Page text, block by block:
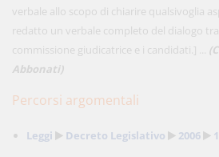
verbale allo scopo di chiarire qualsivoglia
redatto un verbale completo del dialogo
commissione giudicatrice e i candidati.] ...
Abbonati)
Percorsi argomentali
Leggi Decreto Legislativo 2006